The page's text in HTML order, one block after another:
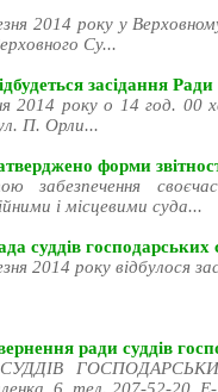
2014 року у
Су...
засідання
2014 року о 14 год. 00
П. Орли...
форми
забезпечення
і місцевими суда...
суддів господарських
2014 року відбулося
ради суддів